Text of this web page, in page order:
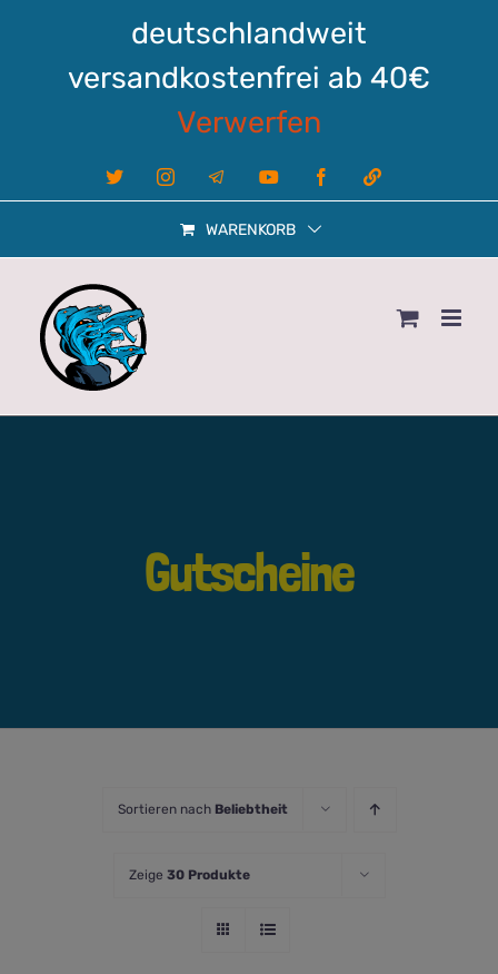
deutschlandweit
versandkostenfrei ab 40€
Verwerfen
X InstagramTelegram YouTube FacebookLinktree
WARENKORB
Gutscheine
Sortieren nach Beliebtheit
Zeige 30 Produkte